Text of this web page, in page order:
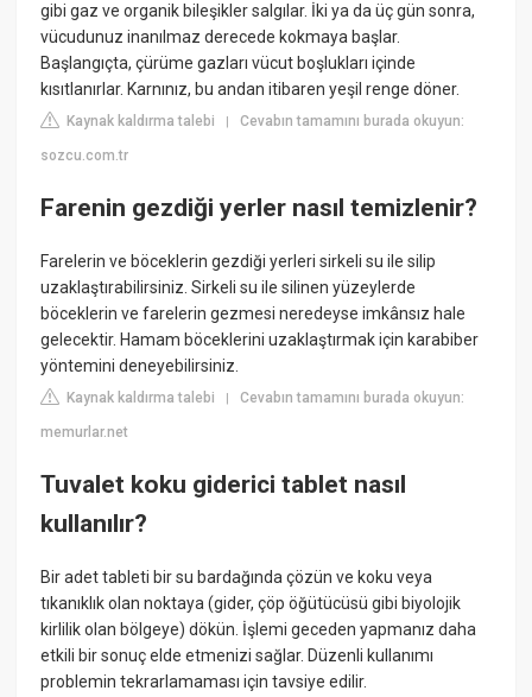
gibi gaz ve organik bileşikler salgılar. İki ya da üç gün sonra,
vücudunuz inanılmaz derecede kokmaya başlar.
Başlangıçta, çürüme gazları vücut boşlukları içinde
kısıtlanırlar. Karnınız, bu andan itibaren yeşil renge döner.
Kaynak kaldırma talebi |Cevabın tamamını burada okuyun:
sozcu.com.tr
Farenin gezdiği yerler nasıl temizlenir?
Farelerin ve böceklerin gezdiği yerleri sirkeli su ile silip
uzaklaştırabilirsiniz. Sirkeli su ile silinen yüzeylerde
böceklerin ve farelerin gezmesi neredeyse imkânsız hale
gelecektir. Hamam böceklerini uzaklaştırmak için karabiber
yöntemini deneyebilirsiniz.
Kaynak kaldırma talebi |Cevabın tamamını burada okuyun:
memurlar.net
Tuvalet koku giderici tablet nasıl
kullanılır?
Bir adet tableti bir su bardağında çözün ve koku veya
tıkanıklık olan noktaya (gider, çöp öğütücüsü gibi biyolojik
kirlilik olan bölgeye) dökün. İşlemi geceden yapmanız daha
etkili bir sonuç elde etmenizi sağlar. Düzenli kullanımı
problemin tekrarlamaması için tavsiye edilir.